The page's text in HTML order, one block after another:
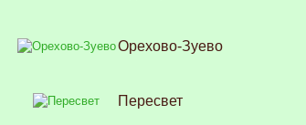
Орехово-Зуево
Пересвет